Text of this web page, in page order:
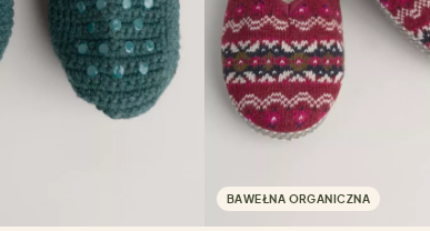
BAWEŁNA ORGANICZNA